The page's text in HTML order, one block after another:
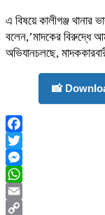
এ বিষয়ে কালীগঞ্জ থানার
বলেন,’মাদকের বিরুদ্ধে
অভিযানচলছে,
📸
Facebook
Twitter
Messenger
WhatsApp
Email